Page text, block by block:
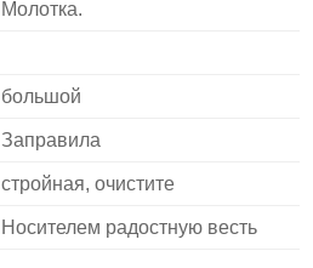
Молотка.
большой
Заправила
стройная, очистите
Носителем радостную весть